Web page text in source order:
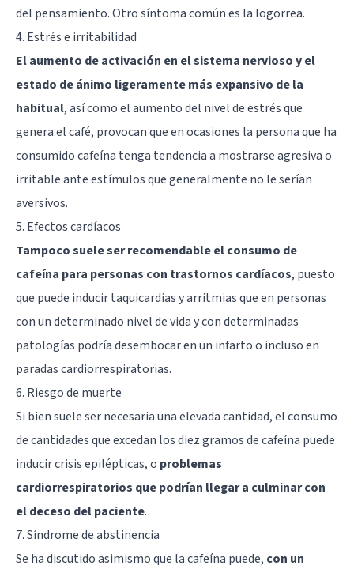
del pensamiento. Otro síntoma común es la logorrea.
4. Estrés e irritabilidad
El aumento de activación en el sistema nervioso y el
estado de ánimo ligeramente más expansivo de la
habitual, así como el aumento del nivel de estrés que
genera el café, provocan que en ocasiones la persona que ha
consumido cafeína tenga tendencia a mostrarse agresiva o
irritable ante estímulos que generalmente no le serían
aversivos.
5. Efectos cardíacos
Tampoco suele ser recomendable el consumo de
cafeína para personas con trastornos cardíacos, puesto
que puede inducir taquicardias y arritmias que en personas
con un determinado nivel de vida y con determinadas
patologías podría desembocar en un infarto o incluso en
paradas cardiorrespiratorias.
6. Riesgo de muerte
Si bien suele ser necesaria una elevada cantidad, el consumo
de cantidades que excedan los diez gramos de cafeína puede
inducir crisis epilépticas, o problemas
cardiorrespiratorios que podrían llegar a culminar con
el deceso del paciente.
7. Síndrome de abstinencia
Se ha discutido asimismo que la cafeína puede, con un